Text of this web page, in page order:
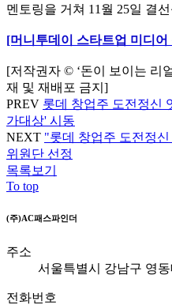
멘토링을 거쳐 11월 25일 결
[머니투데이 스타트업 미디
[저작권자 © ‘돈이 보이는 리
재 및 재배포 금지]
PREV 롯데 창업주 도전정신
가대상' 시동
NEXT "롯데 창업주 도전정
위원단 선정
목록보기
To top
(주)AC패스파인더
주소
서울특별시 강남구 영
전화번호